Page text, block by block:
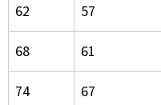
62
57
68
61
74
67